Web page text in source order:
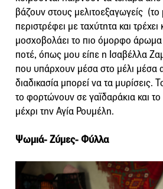
βάζουν στους μελιτοεξαγωγείς
περιστρέφει με ταχύτητα και τρέχει
μοσχοβολάει το πιο όμορφο άρωμα
ποτέ, όπως μου είπε η Ισαβέλλα
που υπάρχουν μέσα στο μέλι μέσα
διαδικασία μπορεί να τα μυρίσεις.
το φορτώνουν σε γαïδαράκια και το
μέχρι την Αγία Ρουμέλη.
Ψωμιά- Ζύμες- Φύλλα